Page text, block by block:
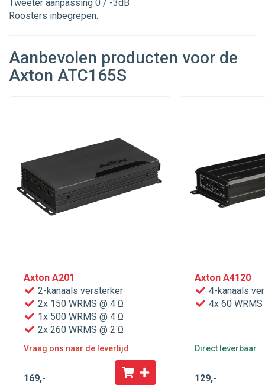
Tweeter aanpassing 0 / -3dB
Roosters inbegrepen.
Aanbevolen producten voor de
Axton ATC165S
Axton A201
2-kanaals versterker
2x 150 WRMS @ 4 Ω
1x 500 WRMS @ 4 Ω
2x 260 WRMS @ 2 Ω
Vraag ons naar de levertijd
169,-
Axton A4120
4-kanaals
4x 60 WRMS
Direct leverbaar
129,-